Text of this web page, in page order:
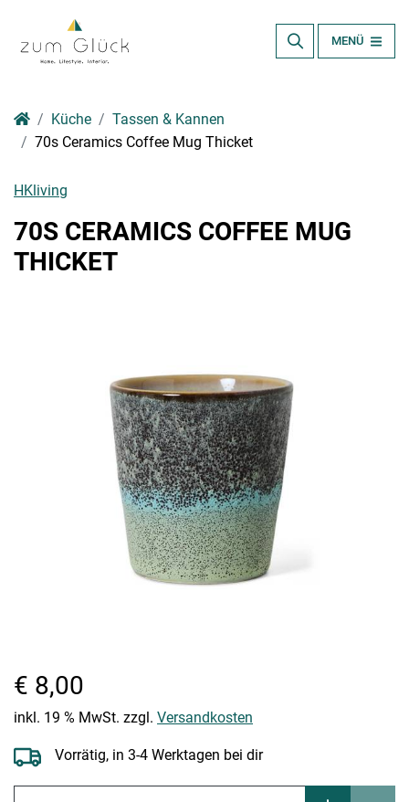
MENÜ
Küche
Tassen & Kannen
70s Ceramics Coffee Mug Thicket
HKliving
70S CERAMICS COFFEE MUG
THICKET
€ 8,00
inkl. 19 % MwSt. zzgl. Versandkosten
Vorrätig, in 3-4 Werktagen bei dir